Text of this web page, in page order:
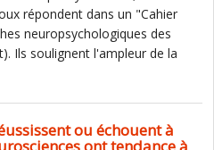
répondent dans un "Cahier
neuropsychologiques des
Ils soulignent l'ampleur de la
ou échouent à